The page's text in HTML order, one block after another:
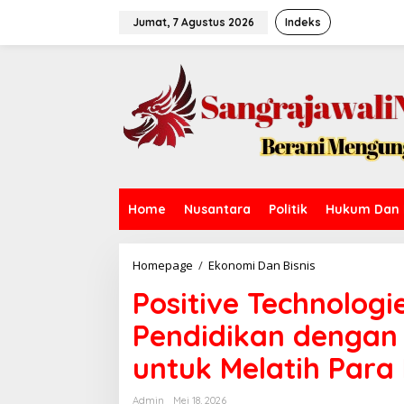
Jumat, 7 Agustus 2026 Indeks
Home Nusantara Politik Hukum
Homepage / Ekonomi Dan Bisnis
s
t
i
v
e
Positive
Pendidikan
untuk Melatih
Admin
Mei 18, 2026